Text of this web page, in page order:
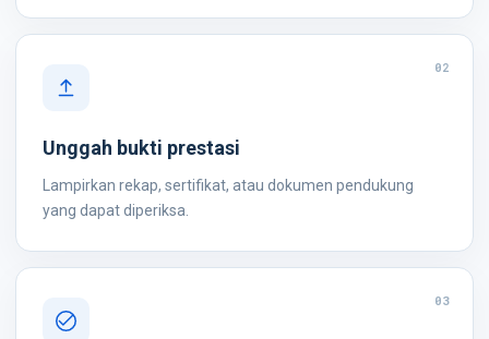
02
Unggah bukti prestasi
Lampirkan rekap, sertifikat, atau dokumen pendukung
yang dapat diperiksa.
03